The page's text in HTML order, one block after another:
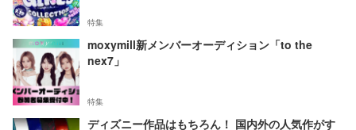
特集
moxymill新メンバーオーディション「to the
nex7」
特集
ディズニー作品はもちろん！ 国内外の人気作がす